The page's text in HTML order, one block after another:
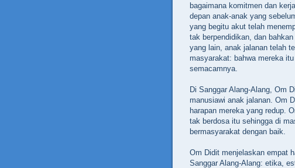
bagaimana komitmen dan
depan anak-anak yang
yang begitu akut telah
tak berpendidikan, dan
yang lain, anak jalanan telah
masyarakat: bahwa mereka
semacamnya.
Di Sanggar Alang-Alang, Om
manusiawi anak jalanan. Om
harapan mereka yang redup.
tak berdosa itu sehingga di
bermasyarakat dengan baik.
Om Didit menjelaskan empat
Sanggar Alang-Alang: etika,